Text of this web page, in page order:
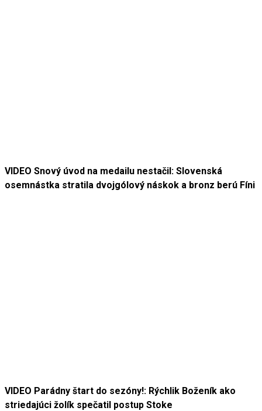
VIDEO Snový úvod na medailu nestačil: Slovenská
osemnástka stratila dvojgólový náskok a bronz berú Fíni
VIDEO Parádny štart do sezóny!: Rýchlik Boženík ako
striedajúci žolík spečatil postup Stoke